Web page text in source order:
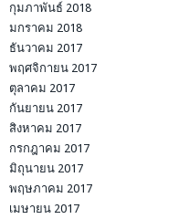
กุมภาพันธ์ 2018
มกราคม 2018
ธันวาคม 2017
พฤศจิกายน 2017
ตุลาคม 2017
กันยายน 2017
สิงหาคม 2017
กรกฎาคม 2017
มิถุนายน 2017
พฤษภาคม 2017
เมษายน 2017